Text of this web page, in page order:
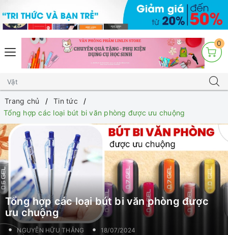
0
Trang chủ
Tin tức
Tổng hợp các loại bút bi văn phòng được ưu chuộng
Tổng hợp các loại bút bi văn phòng được
ưu chuộng
NGUYỄN HỮU THẮNG 18/07/2024